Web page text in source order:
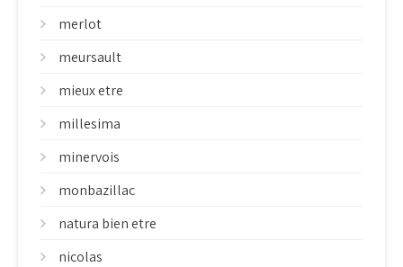
merlot
meursault
mieux etre
millesima
minervois
monbazillac
natura bien etre
nicolas